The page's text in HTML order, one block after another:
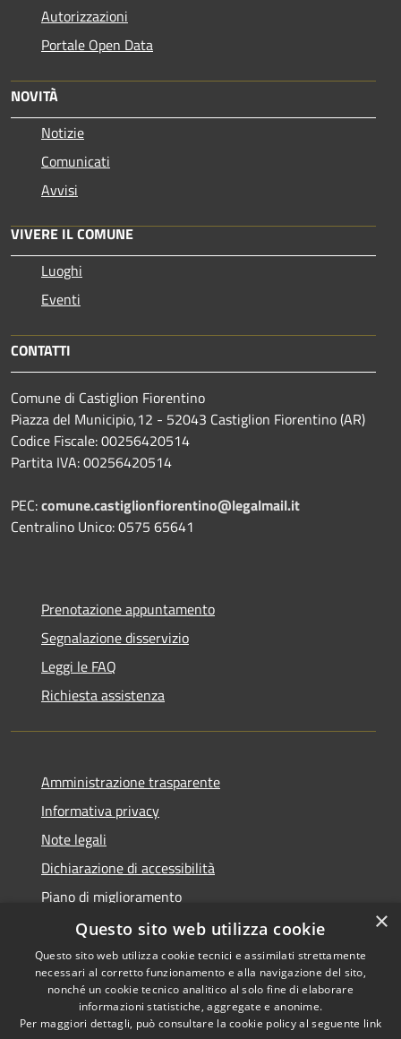
Autorizzazioni
Portale Open Data
NOVITÀ
Notizie
Comunicati
Avvisi
VIVERE IL COMUNE
Luoghi
Eventi
CONTATTI
Comune di Castiglion Fiorentino
Piazza del Municipio,12 - 52043 Castiglion Fiorentino (AR)
Codice Fiscale: 00256420514
Partita IVA: 00256420514
PEC:comune.castiglionfiorentino@legalmail.it
Centralino Unico: 0575 65641
Prenotazione appuntamento
Segnalazione disservizio
Leggi le FAQ
Richiesta assistenza
Amministrazione trasparente
Informativa privacy
Note legali
Dichiarazione di accessibilità
Piano di miglioramento
Accessibilità
Privacy
Copyright © 2026 • Comune di
Castiglion Fiorentino •
Powered byMunicipium •
×
Questo sito web utilizza cookie
Questo sito web utilizza cookie tecnici e assimilati strettamente
necessari al corretto funzionamento e alla navigazione del sito,
nonché un cookie tecnico analitico al solo fine di elaborare
informazioni statistiche, aggregate e anonime.
Per maggiori dettagli, può consultare la cookie policy al seguente link